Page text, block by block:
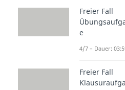
Die Einheit
pro
(Pa):
Erhöhst du
Freier Fall
e
4/7 – Dauer:
Freier Fall